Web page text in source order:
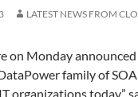
LATEST NEWS FROM
on Monday
family of
organizations today,”